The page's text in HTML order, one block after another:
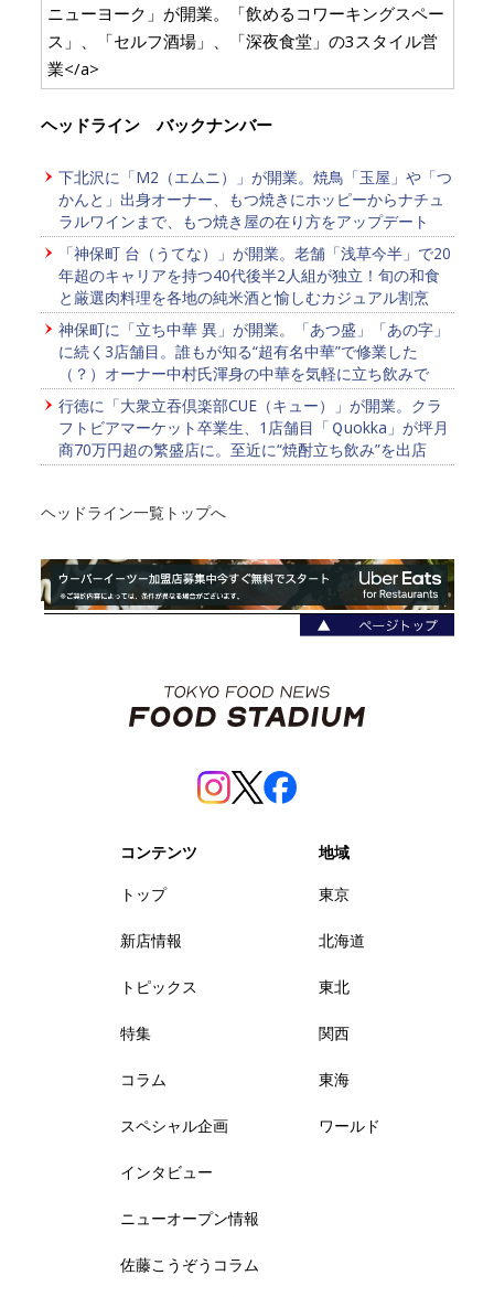
ニューヨーク」が開業。「飲めるコワーキングスペー
ス」、「セルフ酒場」、「深夜食堂」の3スタイル営
業</a>
ヘッドライン バックナンバー
下北沢に「M2（エムニ）」が開業。焼鳥「玉屋」や「つ
かんと」出身オーナー、もつ焼きにホッピーからナチュ
ラルワインまで、もつ焼き屋の在り方をアップデート
「神保町 台（うてな）」が開業。老舗「浅草今半」で20
年超のキャリアを持つ40代後半2人組が独立！旬の和食
と厳選肉料理を各地の純米酒と愉しむカジュアル割烹
神保町に「立ち中華 異」が開業。「あつ盛」「あの字」
に続く3店舗目。誰もが知る“超有名中華”で修業した
（？）オーナー中村氏渾身の中華を気軽に立ち飲みで
行徳に「大衆立吞倶楽部CUE（キュー）」が開業。クラ
フトビアマーケット卒業生、1店舗目「Ｑuokka」が坪月
商70万円超の繁盛店に。至近に“焼酎立ち飲み”を出店
ヘッドライン一覧トップへ
コンテンツ
トップ
新店情報
トピックス
特集
コラム
スペシャル企画
インタビュー
ニューオープン情報
佐藤こうぞうコラム
地域
東京
北海道
東北
関西
東海
ワールド